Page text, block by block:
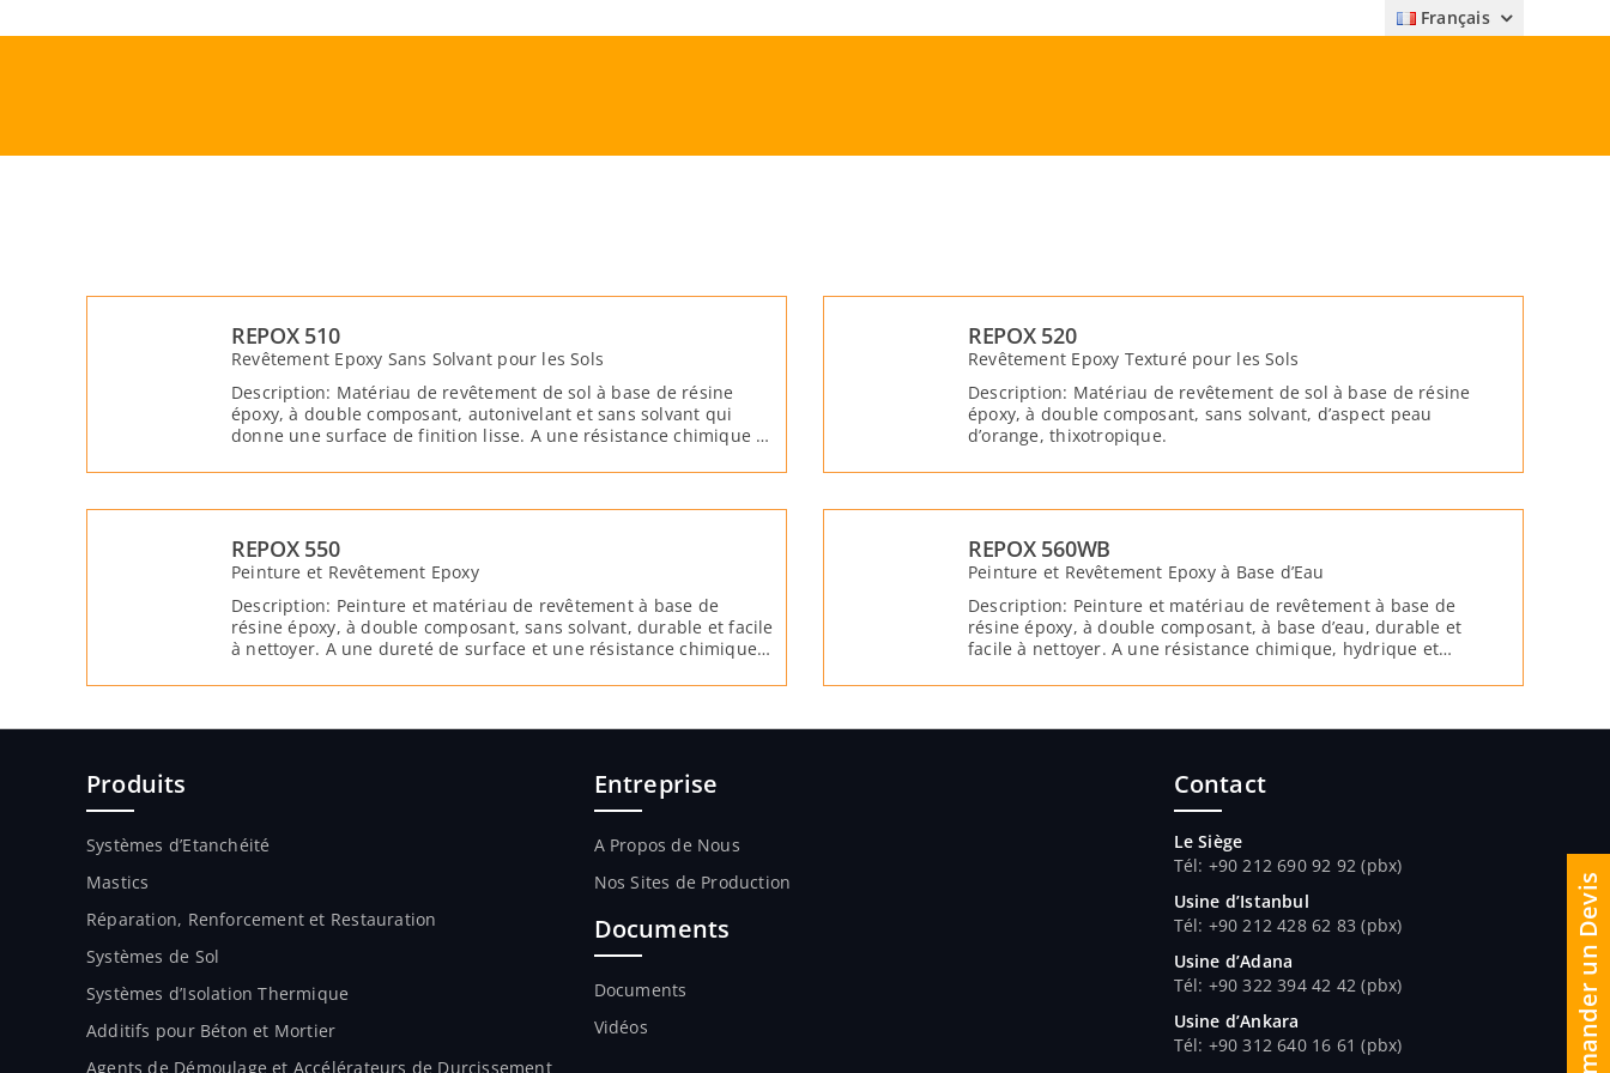
Français
REPOX 510
Revêtement Epoxy Sans Solvant pour les Sols
Description: Matériau de revêtement de sol à base de résine
époxy, à double composant, autonivelant et sans solvant qui
donne une surface de finition lisse. A une résistance chimique et
REPOX 520
Revêtement Epoxy Texturé pour les Sols
Description: Matériau de revêtement de sol à base de résine
époxy, à double composant, sans solvant, d’aspect peau
d’orange, thixotropique.
REPOX 550
Peinture et Revêtement Epoxy
Description: Peinture et matériau de revêtement à base de
résine époxy, à double composant, sans solvant, durable et facile
à nettoyer. A une dureté de surface et une résistance chimique,
REPOX 560WB
Peinture et Revêtement Epoxy à Base d’Eau
Description: Peinture et matériau de revêtement à base de
résine époxy, à double composant, à base d’eau, durable et
facile à nettoyer. A une résistance chimique, hydrique et
Produits
Systèmes d’Etanchéité
Mastics
Réparation, Renforcement et Restauration
Systèmes de Sol
Systèmes d’Isolation Thermique
Additifs pour Béton et Mortier
Agents de Démoulage et Accélérateurs de Durcissement
Entreprise
A Propos de Nous
Nos Sites de Production
Documents
Documents
Vidéos
Contact
Le Siège
Tél: +90 212 690 92 92 (pbx)
Usine d’Istanbul
Tél: +90 212 428 62 83 (pbx)
Usine d’Adana
Tél: +90 322 394 42 42 (pbx)
Usine d’Ankara
Tél: +90 312 640 16 61 (pbx)
Demander un Devis